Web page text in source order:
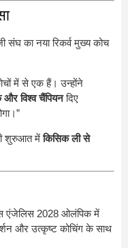
संघ का नया रिकर्व मुख्य कोच
में से एक हैं। उन्होंने
विश्व चैंपियनदिए
शुरुआत मेंकिसिक ली से
एंजेलिस 2028 ओलंपिक में
और उत्कृष्ट कोचिंग के साथ